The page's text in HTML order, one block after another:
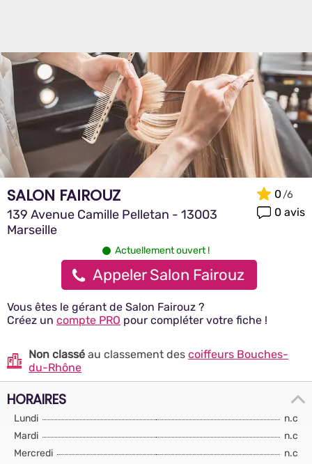
SALON FAIROUZ
139 Avenue Camille Pelletan - 13003
Marseille
0
0 avis
Actuellement ouvert !
Appeler Salon Fairouz
Vous êtes le gérant de Salon Fairouz ?
Créez un compte PRO pour compléter votre fiche !
Non classé au classement descoiffeurs Bouches-
du-Rhône
HORAIRES
Lundi
n.c
Mardi
n.c
Mercredi
n.c